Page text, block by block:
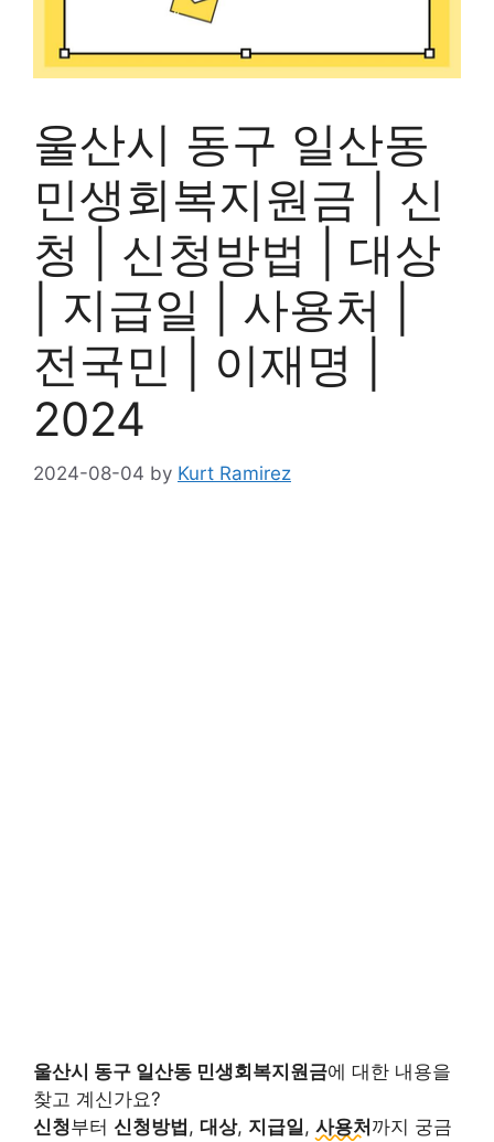
울산시 동구 일산동
민생회복지원금 | 신
청 | 신청방법 | 대상
| 지급일 | 사용처 |
전국민 | 이재명 |
2024
2024-08-04 by Kurt Ramirez
울산시 동구 일산동 민생회복지원금에 대한 내용을
찾고 계신가요?
신청부터 신청방법 , 대상, 지급일, 사용처 까지 궁금